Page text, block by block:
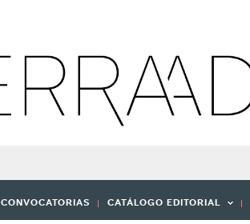
CONVOCATORIAS CATÁLOGO EDITORIAL